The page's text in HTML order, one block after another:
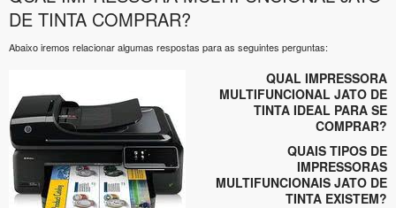
DE TINTA COMPRAR?
Abaixo iremos relacionar algumas respostas para as seguintes perguntas:
QUAL IMPRESSORA
MULTIFUNCIONAL JATO DE
TINTA IDEAL PARA SE
COMPRAR?
QUAIS TIPOS DE
IMPRESSORAS
MULTIFUNCIONAIS JATO DE
TINTA EXISTEM?